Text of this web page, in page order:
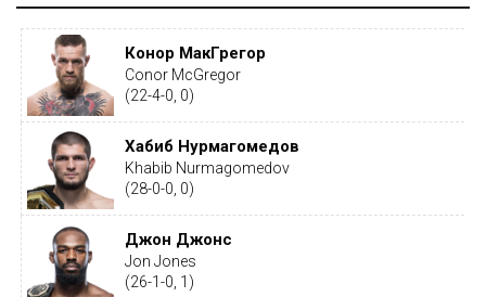
Конор МакГрегор
Conor McGregor
(22-4-0, 0)
Хабиб Нурмагомедов
Khabib Nurmagomedov
(28-0-0, 0)
Джон Джонс
Jon Jones
(26-1-0, 1)